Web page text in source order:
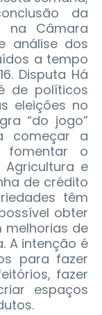
da
na Câmara
análise dos
a tempo
Disputa Há
de políticos
eleições no
“do jogo”
começar a
fomentar o
e
de crédito
têm
obter
melhorias de
A intenção é
para fazer
fazer
espaços